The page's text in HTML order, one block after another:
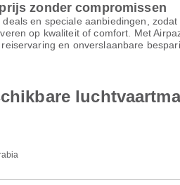
zonder compromissen
en speciale aanbiedingen,
op kwaliteit of comfort. Met
en onverslaanbare